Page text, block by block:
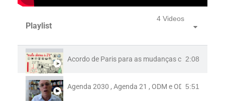
Playlist
4 Videos
Acordo de Paris para as mudanças climáticas
2:08
Agenda 2030 , Agenda 21 , ODM e ODS: os
5:51